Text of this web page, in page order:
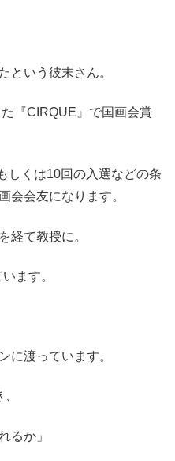
という彼末さん。
『CIRQUE』で国画会賞
しくは10回の入選などの条
会会友になります。
経て教授に。
ます。
に渡っています。
るか」